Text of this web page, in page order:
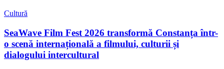
Cultură
SeaWave Film Fest 2026 transformă Constanța într-
o scenă internațională a filmului, culturii și
dialogului intercultural